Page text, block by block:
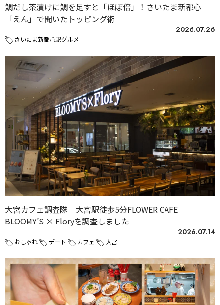
鯛だし茶漬けに鯛を足すと「ほぼ倍」！さいたま新都心
「えん」で聞いたトッピング術
2026.07.26
さいたま新都心駅グルメ
大宮カフェ調査隊 大宮駅徒歩5分FLOWER CAFE
BLOOMY’S × Floryを調査しました
2026.07.14
おしゃれ デート カフェ 大宮